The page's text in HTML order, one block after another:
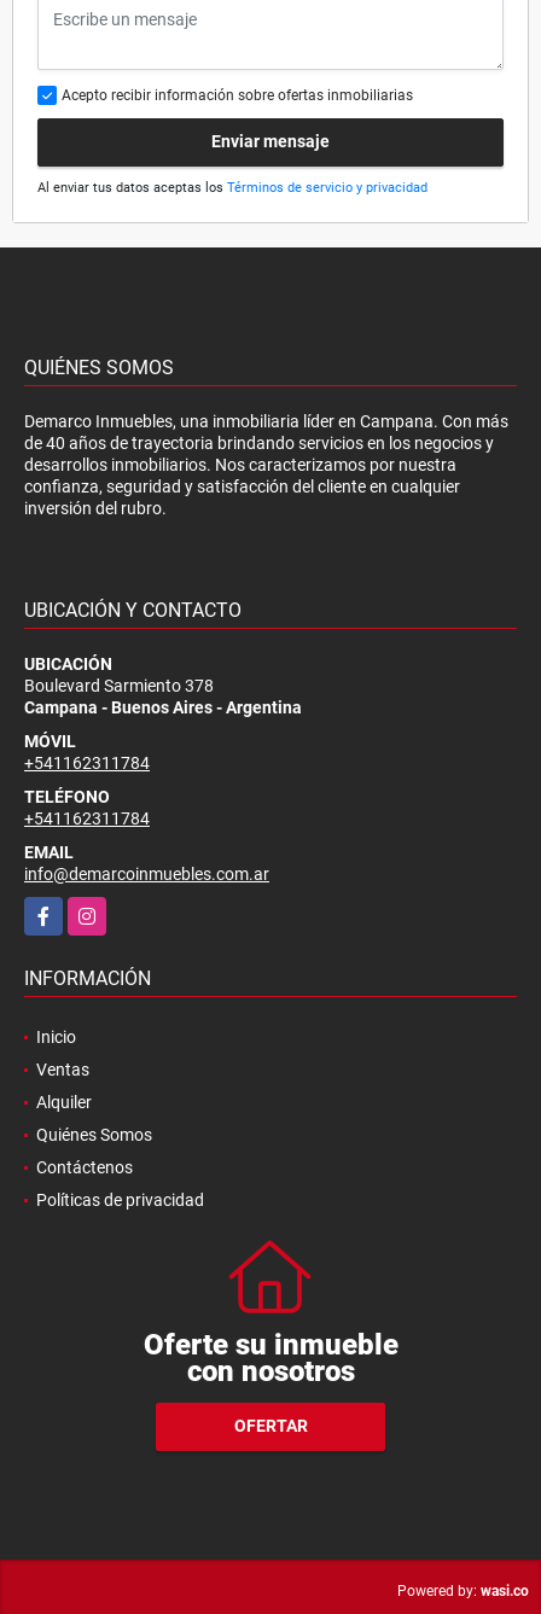
Acepto recibir información sobre ofertas inmobiliarias
Enviar mensaje
Al enviar tus datos aceptas los Términos de servicio y privacidad
QUIÉNES SOMOS
Demarco Inmuebles, una inmobiliaria líder en Campana. Con más
de 40 años de trayectoria brindando servicios en los negocios y
desarrollos inmobiliarios. Nos caracterizamos por nuestra
confianza, seguridad y satisfacción del cliente en cualquier
inversión del rubro.
UBICACIÓN Y CONTACTO
UBICACIÓN
Boulevard Sarmiento 378
Campana - Buenos Aires - Argentina
MÓVIL
+541162311784
TELÉFONO
+541162311784
EMAIL
info@demarcoinmuebles.com.ar
FacebookInstagram
INFORMACIÓN
Inicio
Ventas
Alquiler
Quiénes Somos
Contáctenos
Políticas de privacidad
Oferte su inmueble
con nosotros
OFERTAR
Powered by: wasi.co